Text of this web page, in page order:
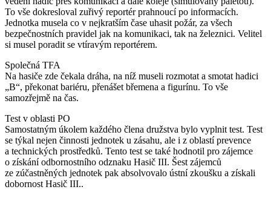
To vše dokresloval zuřivý reportér prahnoucí po informacích.
Jednotka musela co v nejkratším čase uhasit požár, za všech
bezpečnostních pravidel jak na komunikaci, tak na železnici. Velitel
si musel poradit se vtíravým reportérem.
Společná TFA
Na hasiče zde čekala dráha, na níž museli rozmotat a smotat hadici
„B“, překonat bariéru, přenášet břemena a figurínu. To vše
samozřejmě na čas.
Test v oblasti PO
Samostatným úkolem každého člena družstva bylo vyplnit test. Test
se týkal nejen činnosti jednotek u zásahu, ale i z oblastí prevence
a technických prostředků. Tento test se také hodnotil pro zájemce
o získání odbornostního odznaku Hasič III. Šest zájemců
ze zúčastněných jednotek pak absolvovalo ústní zkoušku a získali
dobornost Hasič III..